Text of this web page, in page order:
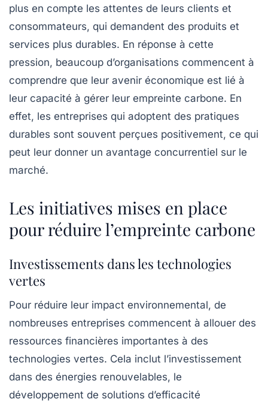
plus en compte les attentes de leurs clients et
consommateurs, qui demandent des produits et
services plus durables. En réponse à cette
pression, beaucoup d’organisations commencent à
comprendre que leur avenir économique est lié à
leur capacité à gérer leur empreinte carbone. En
effet, les entreprises qui adoptent des pratiques
durables sont souvent perçues positivement, ce qui
peut leur donner un avantage concurrentiel sur le
marché.
Les initiatives mises en place
pour réduire l’empreinte carbone
Investissements dans les technologies
vertes
Pour réduire leur impact environnemental, de
nombreuses entreprises commencent à allouer des
ressources financières importantes à des
technologies vertes. Cela inclut l’investissement
dans des énergies renouvelables, le
développement de solutions d’efficacité